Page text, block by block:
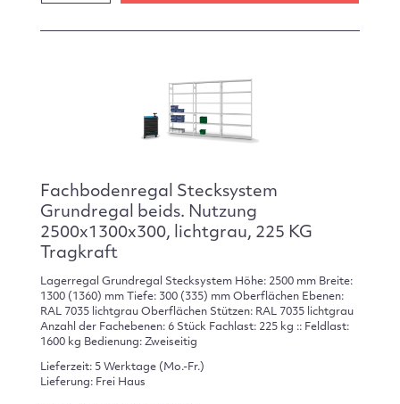
Fachbodenregal Stecksystem
Grundregal beids. Nutzung
2500x1300x300, lichtgrau, 225 KG
Tragkraft
Lagerregal Grundregal Stecksystem Höhe: 2500 mm Breite:
1300 (1360) mm Tiefe: 300 (335) mm Oberflächen Ebenen:
RAL 7035 lichtgrau Oberflächen Stützen: RAL 7035 lichtgrau
Anzahl der Fachebenen: 6 Stück Fachlast: 225 kg :: Feldlast:
1600 kg Bedienung: Zweiseitig
Lieferzeit: 5 Werktage (Mo.-Fr.)
Lieferung: Frei Haus